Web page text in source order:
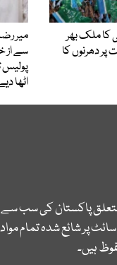
ملک بھر
پر دھرنوں کا
میر
سے از
پولیس
اٹھا
پاکستان کی سب سے
پر شائع شدہ تمام
ہیں۔